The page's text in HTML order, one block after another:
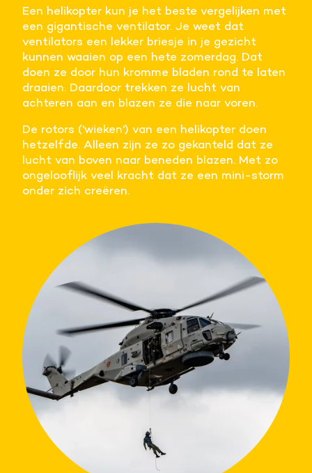
Een helikopter kun je het beste vergelijken met
een gigantische ventilator. Je weet dat
ventilators een lekker briesje in je gezicht
kunnen waaien op een hete zomerdag. Dat
doen ze door hun kromme bladen rond te laten
draaien. Daardoor trekken ze lucht van
achteren aan en blazen ze die naar voren.
De rotors ('wieken') van een helikopter doen
hetzelfde. Alleen zijn ze zo gekanteld dat ze
lucht van boven naar beneden blazen. Met zo
ongelooflijk veel kracht dat ze een mini-storm
onder zich creëren.
Meer informatie
Alle cookies accepteren
Voorkeuren opslaan